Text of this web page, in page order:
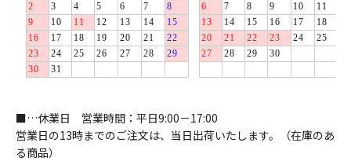
■…休業日 営業時間：平日9:00－17:00
営業日の13時までのご注文は、当日出荷いたします。（在庫のあ
る商品）